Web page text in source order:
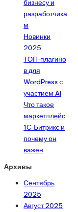
бизнесу и
разработчика
м
Новинки
2025:
ТОП‑плагино
в для
WordPress с
участием AI
Что такое
маркетплейс
1С‑Битрикс и
почему он
важен
Архивы
Сентябрь
2025
Август 2025